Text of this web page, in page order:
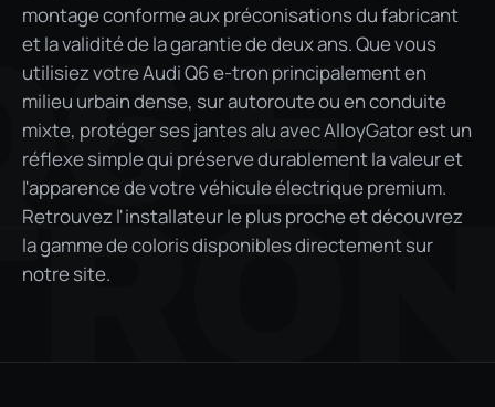
montage conforme aux préconisations du fabricant
et la validité de la garantie de deux ans. Que vous
utilisiez votre Audi Q6 e-tron principalement en
milieu urbain dense, sur autoroute ou en conduite
mixte, protéger ses jantes alu avec AlloyGator est un
réflexe simple qui préserve durablement la valeur et
l'apparence de votre véhicule électrique premium.
Retrouvez l'installateur le plus proche et découvrez
la gamme de coloris disponibles directement sur
notre site.
E-